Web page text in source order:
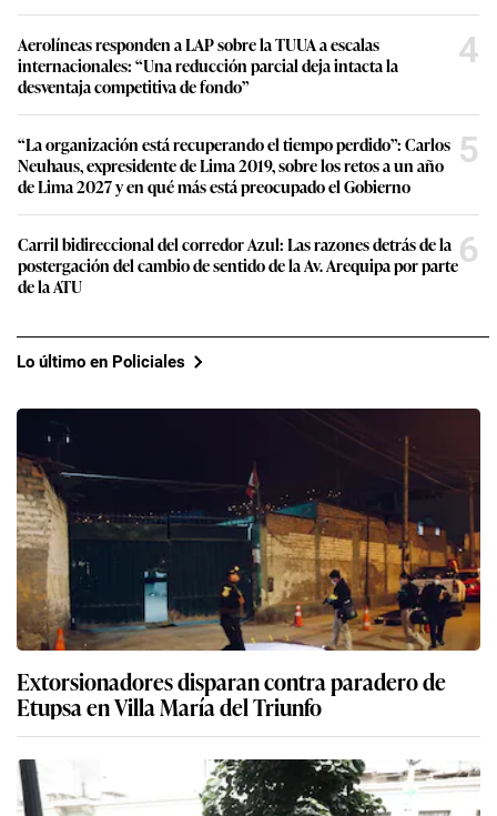
Aerolíneas responden a LAP sobre la TUUA a escalas
internacionales: “Una reducción parcial deja intacta la
desventaja competitiva de fondo”
4
“La organización está recuperando el tiempo perdido”: Carlos
Neuhaus, expresidente de Lima 2019, sobre los retos a un año
de Lima 2027 y en qué más está preocupado el Gobierno
5
Carril bidireccional del corredor Azul: Las razones detrás de la
postergación del cambio de sentido de la Av. Arequipa por parte
de la ATU
6
Lo último en Policiales
Extorsionadores disparan contra paradero de
Etupsa en Villa María del Triunfo